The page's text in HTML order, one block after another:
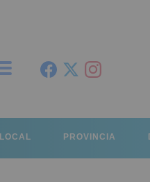
LOCAL PROVINCIA